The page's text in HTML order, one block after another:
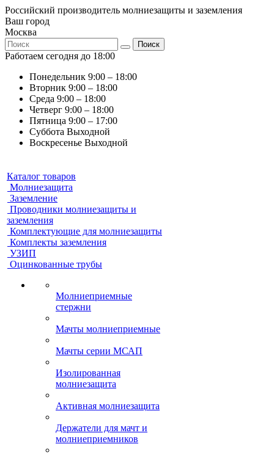
Российский производитель молниезащиты и заземления
Ваш город
Москва
Поиск
Работаем сегодня до 18:00
Понедельник 9:00 – 18:00
Вторник 9:00 – 18:00
Среда 9:00 – 18:00
Четверг 9:00 – 18:00
Пятница 9:00 – 17:00
Суббота Выходной
Воскресенье Выходной
Каталог товаров
Молниезащита
Заземление
Проводники молниезащиты и
заземления
Комплектующие для молниезащиты
Комплекты заземления
УЗИП
Оцинкованные трубы
Молниеприемные
стержни
Мачты молниеприемные
Мачты серии МСАП
Изолированная
молниезащита
Активная молниезащита
Держатели для мачт и
молниеприемников